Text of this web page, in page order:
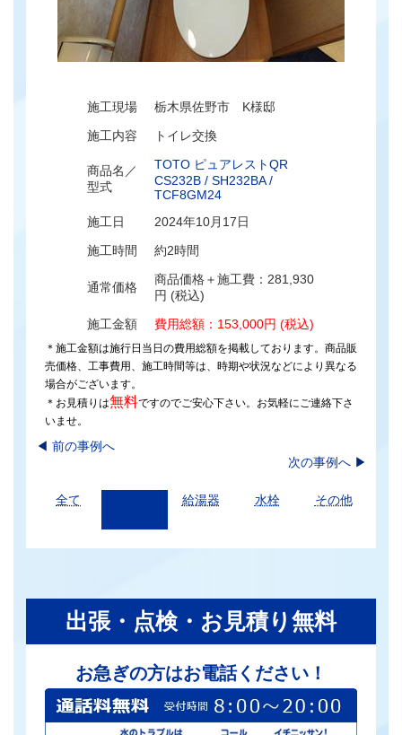
施工現場
栃木県佐野市 K様邸
施工内容
トイレ交換
商品名／
型式
TOTO ピュアレストQR
CS232B / SH232BA /
TCF8GM24
施工日
2024年10月17日
施工時間
約2時間
通常価格
商品価格＋施工費：281,930
円 (税込)
施工金額
費用総額：153,000円 (税込)
＊施工金額は施行日当日の費用総額を掲載しております。商品販
売価格、工事費用、施工時間等は、時期や状況などにより異なる
場合がございます。
＊お見積りは無料ですのでご安心下さい。お気軽にご連絡下さ
いませ。
◀︎ 前の事例へ
次の事例へ ▶
全て 給湯器 水栓 その他
出張・点検・お見積り無料
お急ぎの方はお電話ください！